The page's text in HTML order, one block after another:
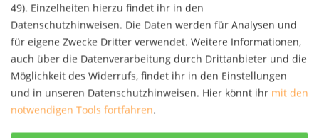
49). Einzelheiten hierzu findet ihr in den
Datenschutzhinweisen. Die Daten werden für Analysen und
für eigene Zwecke Dritter verwendet. Weitere Informationen,
auch über die Datenverarbeitung durch Drittanbieter und die
Möglichkeit des Widerrufs, findet ihr in den Einstellungen
und in unseren Datenschutzhinweisen. Hier könnt ihr mit den
notwendigen Tools fortfahren.
Verlag:
Scholar's Press
Autor:
Ranjit Kumar Siringi
Artikel-Nr.:
KNV50531937
ISBN:
9783639669046
Beschreibung
Current sales of goods over the Internet are modern by
comparison with traditional shopping or...mehr